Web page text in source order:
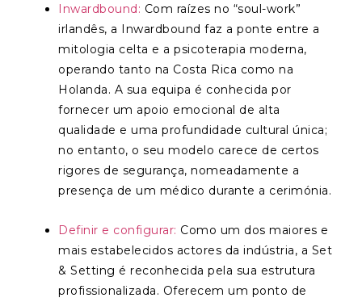
Inwardbound: Com raízes no “soul-work”
irlandês, a Inwardbound faz a ponte entre a
mitologia celta e a psicoterapia moderna,
operando tanto na Costa Rica como na
Holanda. A sua equipa é conhecida por
fornecer um apoio emocional de alta
qualidade e uma profundidade cultural única;
no entanto, o seu modelo carece de certos
rigores de segurança, nomeadamente a
presença de um médico durante a cerimónia.
Definir e configurar: Como um dos maiores e
mais estabelecidos actores da indústria, a Set
& Setting é reconhecida pela sua estrutura
profissionalizada. Oferecem um ponto de